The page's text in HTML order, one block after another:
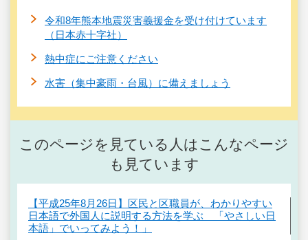
令和8年熊本地震災害義援金を受け付けています
（日本赤十字社）
熱中症にご注意ください
水害（集中豪雨・台風）に備えましょう
このページを見ている人はこんなページ
も見ています
【平成25年8月26日】区民と区職員が、わかりやすい
日本語で外国人に説明する方法を学ぶ 「やさしい日
本語」でいってみよう！」